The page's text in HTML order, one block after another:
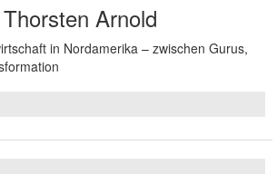
Arnold
in Nordamerika – zwischen Gurus,